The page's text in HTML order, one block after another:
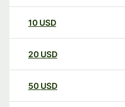
10 USD
20 USD
50 USD